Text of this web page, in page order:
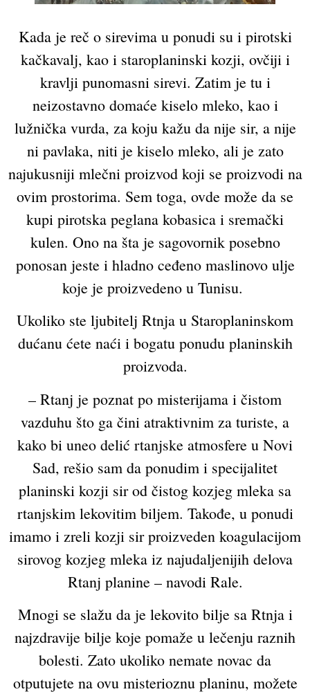
Kada je reč o sirevima u ponudi su i pirotski
kačkavalj, kao i staroplaninski kozji, ovčiji i
kravlji punomasni sirevi. Zatim je tu i
neizostavno domaće kiselo mleko, kao i
lužnička vurda, za koju kažu da nije sir, a nije
ni pavlaka, niti je kiselo mleko, ali je zato
najukusniji mlečni proizvod koji se proizvodi na
ovim prostorima. Sem toga, ovde može da se
kupi pirotska peglana kobasica i sremački
kulen. Ono na šta je sagovornik posebno
ponosan jeste i hladno ceđeno maslinovo ulje
koje je proizvedeno u Tunisu.
Ukoliko ste ljubitelj Rtnja u Staroplaninskom
dućanu ćete naći i bogatu ponudu planinskih
proizvoda.
– Rtanj je poznat po misterijama i čistom
vazduhu što ga čini atraktivnim za turiste, a
kako bi uneo delić rtanjske atmosfere u Novi
Sad, rešio sam da ponudim i specijalitet
planinski kozji sir od čistog kozjeg mleka sa
rtanjskim lekovitim biljem. Takođe, u ponudi
imamo i zreli kozji sir proizveden koagulacijom
sirovog kozjeg mleka iz najudaljenijih delova
Rtanj planine – navodi Rale.
Mnogi se slažu da je lekovito bilje sa Rtnja i
najzdravije bilje koje pomaže u lečenju raznih
bolesti. Zato ukoliko nemate novac da
otputujete na ovu misterioznu planinu, možete